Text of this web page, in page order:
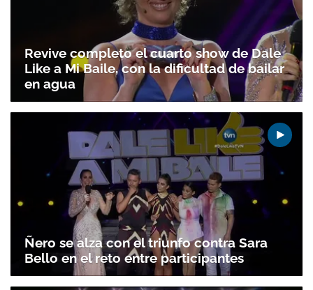
Revive completo el cuarto show de Dale
Like a Mi Baile, con la dificultad de bailar
en agua
Ñero se alza con el triunfo contra Sara
Bello en el reto entre participantes